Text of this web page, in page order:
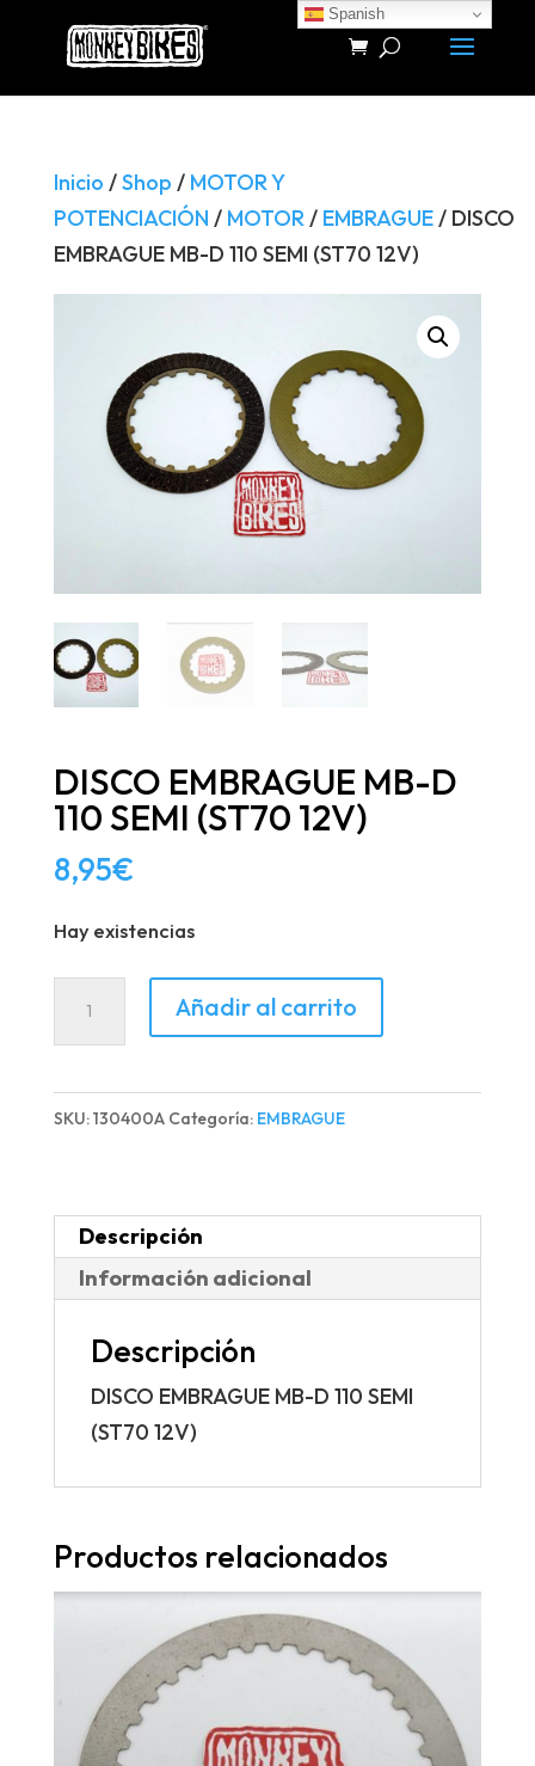
Búsqueda
productos
Inicio /Shop / MOTOR Y
POTENCIACIÓN / MOTOR/ EMBRAGUE/ DISCO
EMBRAGUE MB-D 110 SEMI (ST70 12V)
DISCO EMBRAGUE MB-D
110 SEMI (ST70 12V)
8,95€
Hay existencias
EMBRAGUE
D
(ST70
12V)
cantidad
Añadir al carrito
SKU:130400A Categoría: EMBRAGUE
Descripción
Información adicional
Descripción
DISCO EMBRAGUE MB-D 110 SEMI
(ST70 12V)
Productos relacionados
Spanish